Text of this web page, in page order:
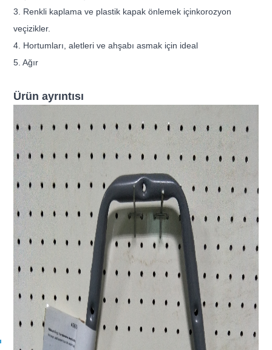
3. Renkli kaplama ve plastik kapak önlemek içinkorozyon
veçizikler.
4. Hortumları, aletleri ve ahşabı asmak için ideal
5. Ağır
Ürün ayrıntısı